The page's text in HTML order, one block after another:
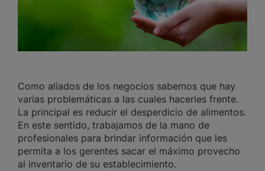
Como aliados de los negocios sabemos que hay
varias problemáticas a las cuales hacerles frente.
La principal es reducir el desperdicio de alimentos.
En este sentido, trabajamos de la mano de
profesionales para brindar información que les
permita a los gerentes sacar el máximo provecho
al inventario de su establecimiento.